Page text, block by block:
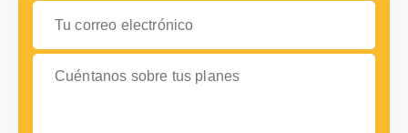
Tu correo electrónico
Cuéntanos sobre tus planes